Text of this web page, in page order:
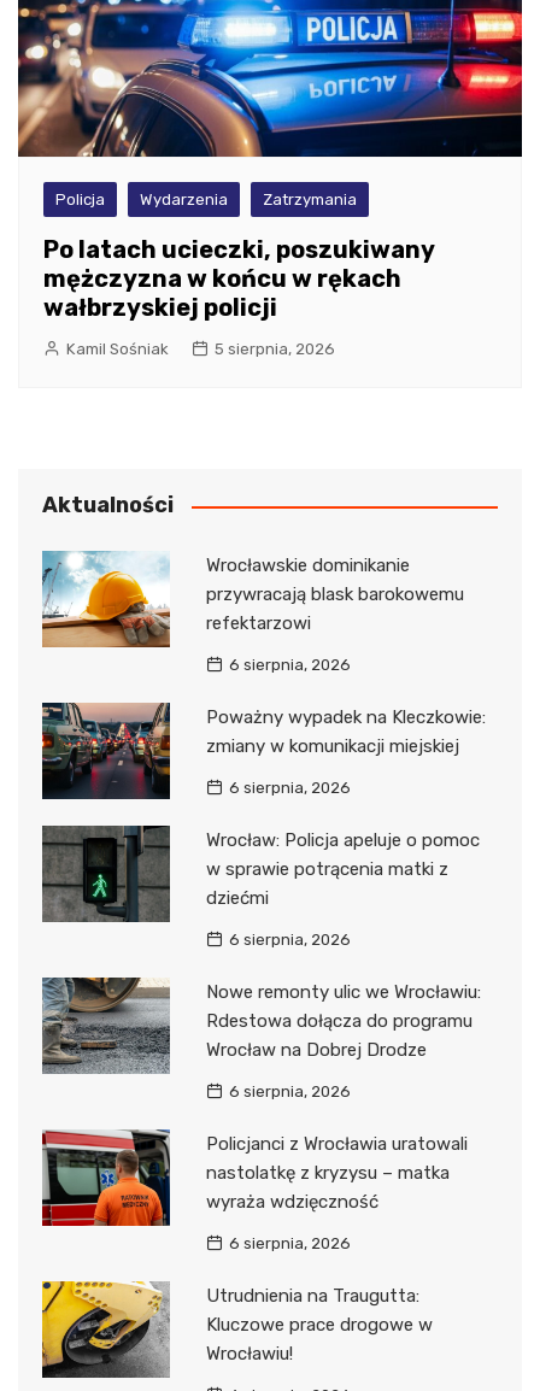
Policja Wydarzenia Zatrzymania
Po latach ucieczki, poszukiwany
mężczyzna w końcu w rękach
wałbrzyskiej policji
Kamil Sośniak 5 sierpnia, 2026
Aktualności
Wrocławskie dominikanie
przywracają blask barokowemu
refektarzowi
6 sierpnia, 2026
Poważny wypadek na Kleczkowie:
zmiany w komunikacji miejskiej
6 sierpnia, 2026
Wrocław: Policja apeluje o pomoc
w sprawie potrącenia matki z
dziećmi
6 sierpnia, 2026
Nowe remonty ulic we Wrocławiu:
Rdestowa dołącza do programu
Wrocław na Dobrej Drodze
6 sierpnia, 2026
Policjanci z Wrocławia uratowali
nastolatkę z kryzysu – matka
wyraża wdzięczność
6 sierpnia, 2026
Utrudnienia na Traugutta:
Kluczowe prace drogowe w
Wrocławiu!